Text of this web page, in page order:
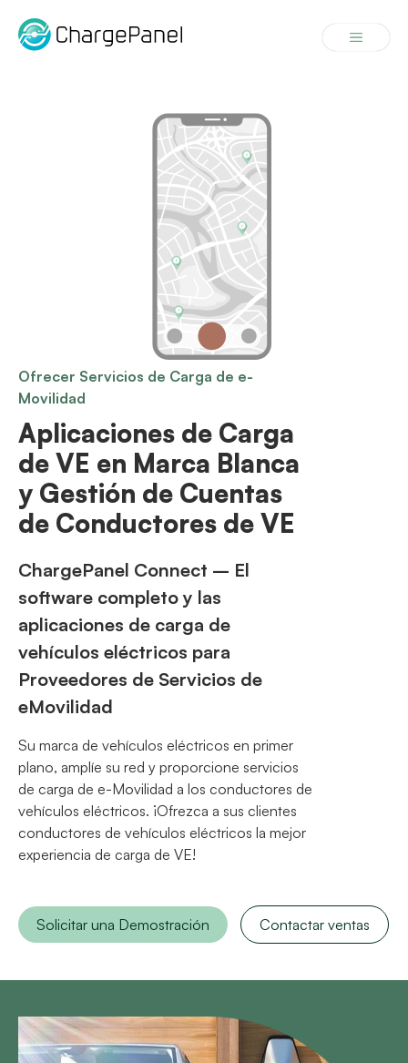
contenido
Menú
Ofrecer Servicios de Carga de e-
Movilidad
Aplicaciones de Carga
de VE en Marca Blanca
y Gestión de Cuentas
de Conductores de VE
ChargePanel Connect – El
software completo y las
aplicaciones de carga de
vehículos eléctricos para
Proveedores de Servicios de
eMovilidad
Su marca de vehículos eléctricos en primer
plano, amplíe su red y proporcione servicios
de carga de e-Movilidad a los conductores de
vehículos eléctricos. ¡Ofrezca a sus clientes
conductores de vehículos eléctricos la mejor
experiencia de carga de VE!
Solicitar una Demostración Contactar ventas